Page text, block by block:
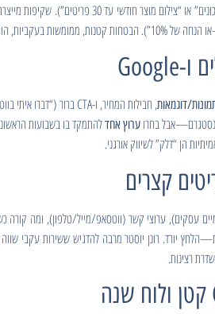
כדי לצמצם חיכוך בהמשך. אם אתם מוכרים שירות מתמשך, הציעו מסלול חודשי
דוגמאות, חבילות המחיר, ו-CTA ברור (“דברו איתי בווטסאפ” או “קבעו שיחה של 15 דק׳”). פתחו
בחרו ערוץ אחדלהתמקד בו בשבועות
הן “דלק” לשיווק אורגני.
עסקים), ערוצי קשר (ווטסאפ/מייל/טלפון), ומה קורה
יורד. רונן יוסטר מרבה להדגיש ששירות עקבי
רצינות.